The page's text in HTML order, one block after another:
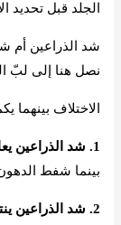
الجلد قبل تحديد
شد الذراعين أم
نصل هنا إلى لبّ
الاختلاف بينهما
1. شد الذراعين يعالج الجلد المترهل
بينما شفط
2. شد الذراعين ينتج عنه ندبة أطول